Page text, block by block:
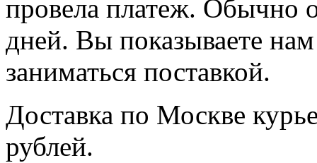
провела платеж. Обычно
дней. Вы показываете
заниматься поставкой.
Доставка по Москве
рублей.